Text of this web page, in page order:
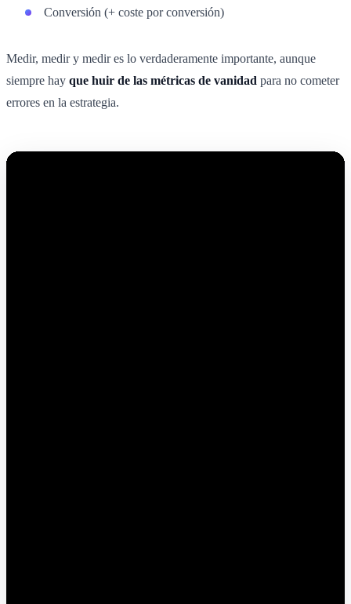
Conversión (+ coste por conversión)
Medir, medir y medir es lo verdaderamente importante, aunque
siempre hay que huir de las métricas de vanidad para no cometer
errores en la estrategia.